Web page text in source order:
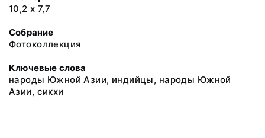
10,2 х 7,7
Собрание
Фотоколлекция
Ключевые слова
народы Южной Азии, индийцы, народы Южной
Азии, сикхи